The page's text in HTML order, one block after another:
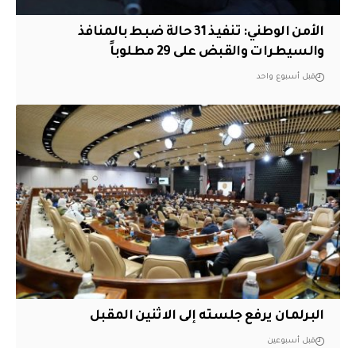
الأمن الوطني: تنفيذ 31 حالة ضبط بالمنافذ
والسيطرات والقبض على 29 مطلوباً
قبل أسبوع واحد
البرلمان يرفع جلسته إلى الاثنين المقبل
قبل أسبوعين